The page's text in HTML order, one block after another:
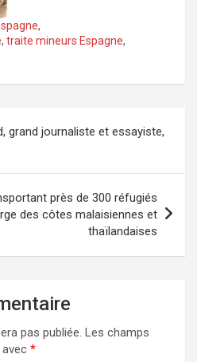
,
, traite mineurs Espagne,
grand journaliste et essayiste,
près de 300 réfugiés
des côtes malaisiennes et
thaïlandaises
pas publiée. Les champs
*